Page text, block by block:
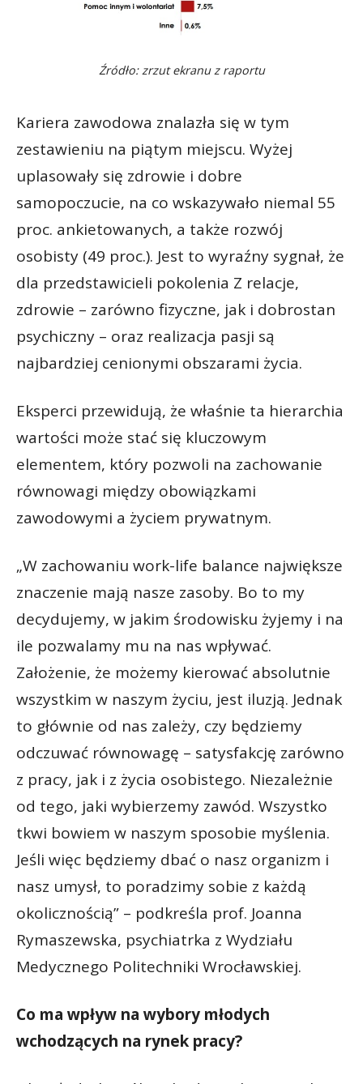
Źródło: zrzut ekranu z raportu
Kariera zawodowa znalazła się w tym
zestawieniu na piątym miejscu. Wyżej
uplasowały się zdrowie i dobre
samopoczucie, na co wskazywało niemal 55
proc. ankietowanych, a także rozwój
osobisty (49 proc.). Jest to wyraźny sygnał, że
dla przedstawicieli pokolenia Z relacje,
zdrowie – zarówno fizyczne, jak i dobrostan
psychiczny – oraz realizacja pasji są
najbardziej cenionymi obszarami życia.
Eksperci przewidują, że właśnie ta hierarchia
wartości może stać się kluczowym
elementem, który pozwoli na zachowanie
równowagi między obowiązkami
zawodowymi a życiem prywatnym.
„W zachowaniu work-life balance największe
znaczenie mają nasze zasoby. Bo to my
decydujemy, w jakim środowisku żyjemy i na
ile pozwalamy mu na nas wpływać.
Założenie, że możemy kierować absolutnie
wszystkim w naszym życiu, jest iluzją. Jednak
to głównie od nas zależy, czy będziemy
odczuwać równowagę – satysfakcję zarówno
z pracy, jak i z życia osobistego. Niezależnie
od tego, jaki wybierzemy zawód. Wszystko
tkwi bowiem w naszym sposobie myślenia.
Jeśli więc będziemy dbać o nasz organizm i
nasz umysł, to poradzimy sobie z każdą
okolicznością” – podkreśla prof. Joanna
Rymaszewska, psychiatrka z Wydziału
Medycznego Politechniki Wrocławskiej.
Co ma wpływ na wybory młodych
wchodzących na rynek pracy?